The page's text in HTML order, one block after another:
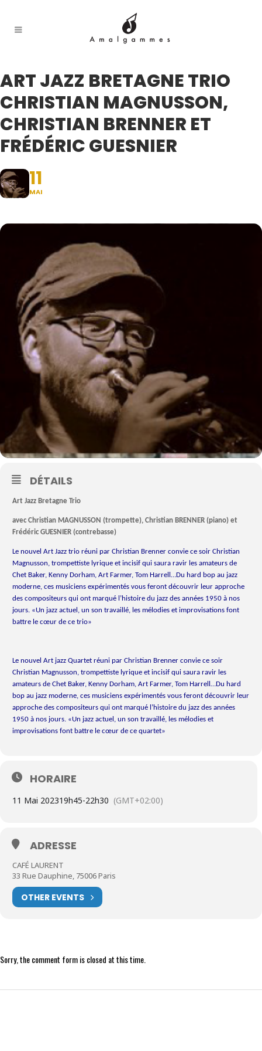
ART JAZZ BRETAGNE TRIO
CHRISTIAN MAGNUSSON,
CHRISTIAN BRENNER ET
FRÉDÉRIC GUESNIER
11
MAI
DÉTAILS
Art Jazz Bretagne Trio
avec Christian MAGNUSSON (trompette), Christian BRENNER (piano) et
Frédéric GUESNIER (contrebasse)
Le nouvel Art Jazz trio réuni par Christian Brenner convie ce soir Christian
Magnusson, trompettiste lyrique et incisif qui saura ravir les amateurs de
Chet Baker, Kenny Dorham, Art Farmer, Tom Harrell…Du hard bop au jazz
moderne, ces musiciens expérimentés vous feront découvrir leur approche
des compositeurs qui ont marqué l’histoire du jazz des années 1950 à nos
jours. «Un jazz actuel, un son travaillé, les mélodies et improvisations font
battre le cœur de ce trio»
Le nouvel Art jazz Quartet réuni par Christian Brenner convie ce soir
Christian Magnusson, trompettiste lyrique et incisif qui saura ravir les
amateurs de Chet Baker, Kenny Dorham, Art Farmer, Tom Harrell…Du hard
bop au jazz moderne, ces musiciens expérimentés vous feront découvrir leur
approche des compositeurs qui ont marqué l’histoire du jazz des années
1950 à nos jours. «Un jazz actuel, un son travaillé, les mélodies et
improvisations font battre le cœur de ce quartet»
HORAIRE
11 Mai 202319h45-22h30 (GMT+02:00)
ADRESSE
CAFÉ LAURENT
33 Rue Dauphine, 75006 Paris
OTHER EVENTS
Sorry, the comment form is closed at this time.